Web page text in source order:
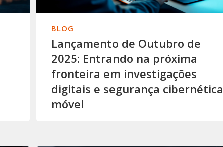
BLOG
Lançamento de Outubro de
2025: Entrando na próxima
fronteira em investigações
digitais e segurança cibernética
móvel